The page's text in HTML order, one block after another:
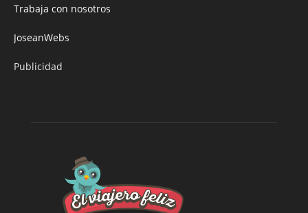
Trabaja con nosotros
JoseanWebs
Publicidad